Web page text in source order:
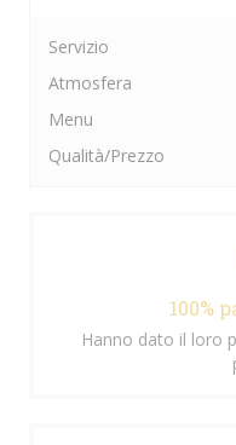
Servizio
Atmosfera
Menu
Qualità/Prezzo
100%
Hanno dato il loro